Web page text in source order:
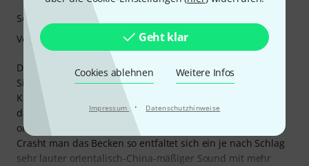
Geht klar
Cookies ablehnen Weitere Infos
Impressum · Datenschutzhinweise
Das Becken ist mehr als nur ein Effekt-Crash für 2-3
Situationen im Gig. Es hat einen tollen dunklen
Kuppensound, es ist auch als Ride einsetzbar und klingt
dann entsprechend gespielt keinesfalls zu trashy oder
orientalisch.
Crasht man das Becken so entfaltet sich ein je nach Schlag
sehr lauter orientalisch-China-mäßiger Sound mit mehr
Sound
Verarbeitung